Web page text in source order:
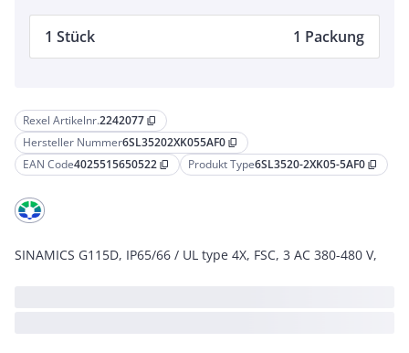
Rexel Artikelnr.2242077 content_copy
Hersteller Nummer6SL35202XK055AF0 content_copy
EAN Code4025515650522 content_copy Produkt Type6SL3520-2XK05-5AF0 content_copy
SINAMICS G115D, IP65/66 / UL type 4X, FSC, 3 AC 380-480 V,
1 Stück 1 Packung